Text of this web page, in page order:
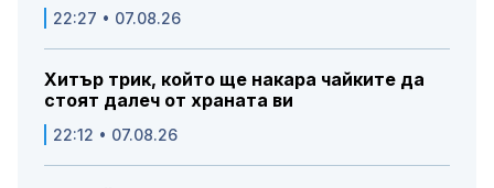
22:27 • 07.08.26
Хитър трик, който ще накара чайките да
стоят далеч от храната ви
22:12 • 07.08.26